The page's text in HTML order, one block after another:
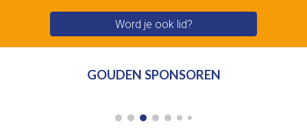
Word je ook lid?
GOUDEN SPONSOREN